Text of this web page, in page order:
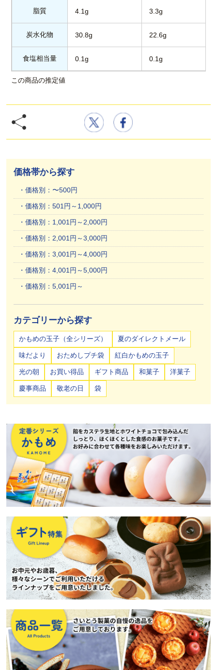
脂質 4.1g 3.3g
炭水化物 30.8g 22.6g
食塩相当量 0.1g 0.1g
この商品の推定値
価格帯から探す
価格別：〜500円
価格別：501円～1,000円
価格別：1,001円～2,000円
価格別：2,001円～3,000円
価格別：3,001円～4,000円
価格別：4,001円～5,000円
価格別：5,001円～
カテゴリーから探す
かもめの玉子（全シリーズ） 夏のダイレクトメール
味だより おためしプチ袋 紅白かもめの玉子
光の朝 お買い得品 ギフト商品 和菓子 洋菓子
慶事商品 敬老の日 袋